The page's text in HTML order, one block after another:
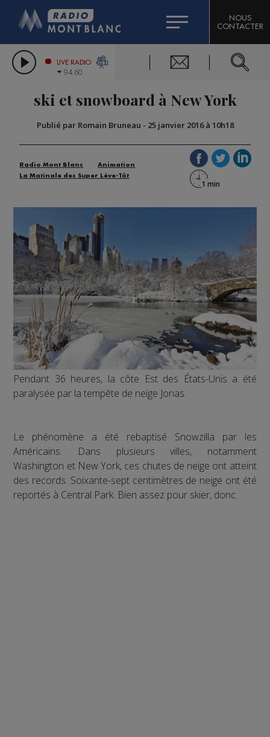
LES CHRONIQUES DE L'EXPERT
CITIZEN MACHINERY
GRAND MASSIF DOMAINES SKIABLES
BIGARD
COMPAGNIE DU MONT-BLANC
NOUS
CONTACTER
LIVE RADIO
94.60
ski et snowboard à New York
Publié par Romain Bruneau - 25 janvier 2016 à 10h18
Radio Mont Blanc
Animation
La Matinale des Super Lève-Tôt
Pendant 36 heures, la côte Est des États-Unis a été
paralysée par la tempête de neige Jonas.
Le phénomène a été rebaptisé Snowzilla par les
Américains. Dans plusieurs villes, notamment
Washington et New York, ces chutes de neige ont atteint
des records. Soixante-sept centimètres de neige ont été
reportés à Central Park. Bien assez pour skier, donc.